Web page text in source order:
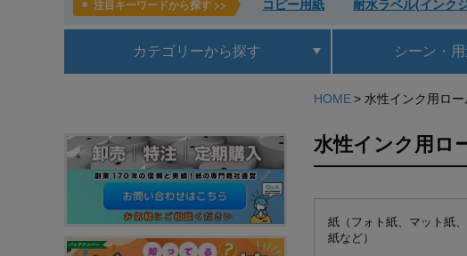
注目キーワードから探す >> コピー用紙 耐水ラベル(インク
カテゴリーから探す シーン・
HOME 水性インク用ロ
水性インク用ロ
紙（フォト紙、マット紙
紙など）